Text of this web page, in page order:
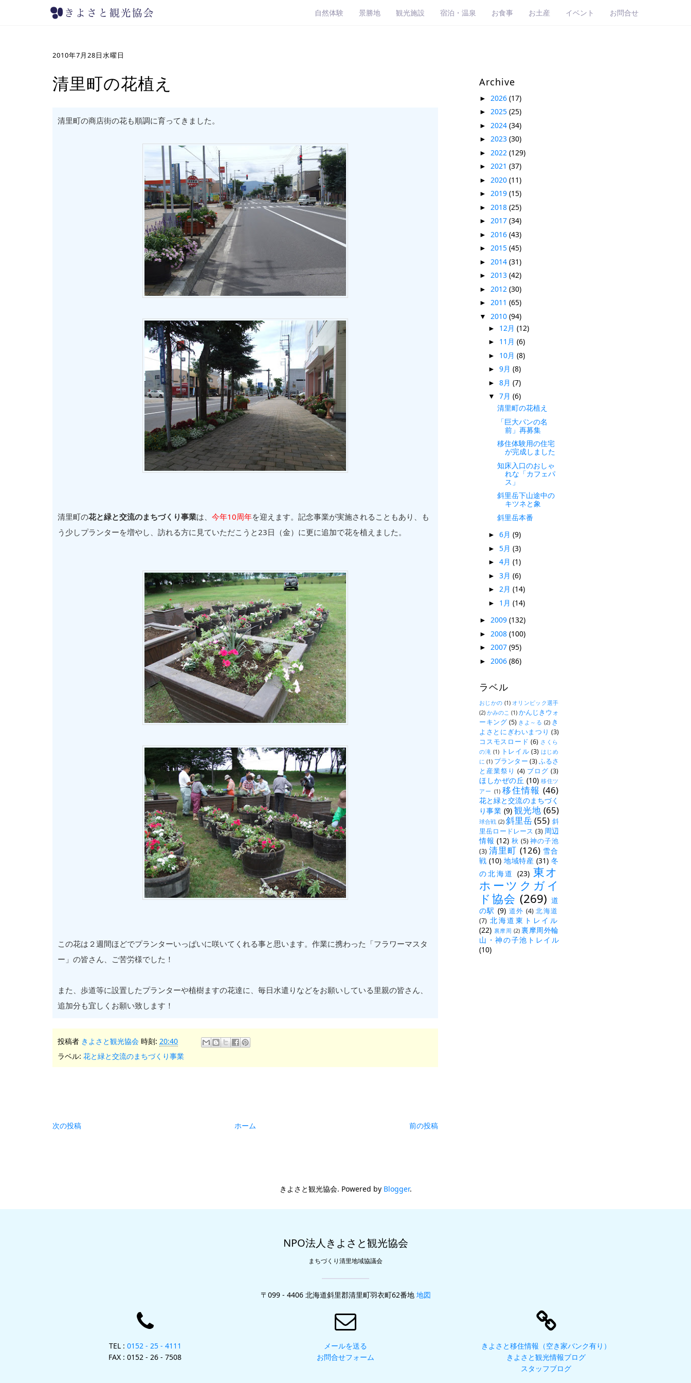
自然体験 景勝地 観光施設 宿泊・温泉 お食事 お土産 イベント お問合せ
2010年7月28日水曜日
清里町の花植え
清里町の商店街の花も順調に育ってきました。
清里町の花と緑と交流のまちづくり事業は、 今年10周年を迎えます。記念事業が実施されることもあり、も
う少しプランターを増やし、訪れる方に見ていただこうと23日（金）に更に追加で花を植えました。
この花は２週間ほどでプランターいっぱいに咲いてくれる事と思います。作業に携わった「フラワーマスタ
ー」の皆さん、ご苦労様でした！
また、歩道等に設置したプランターや植樹ますの花達に、毎日水遣りなどをお願いしている里親の皆さん、
追加分も宜しくお願い致します！
投稿者 きよさと観光協会 時刻: 20:40
ラベル: 花と緑と交流のまちづくり事業
次の投稿 前の投稿
ホーム
Archive
► 2026 (17)
► 2025 (25)
► 2024 (34)
► 2023 (30)
► 2022 (129)
► 2021 (37)
► 2020 (11)
► 2019 (15)
► 2018 (25)
► 2017 (34)
► 2016 (43)
► 2015 (45)
► 2014 (31)
► 2013 (42)
► 2012 (30)
► 2011 (65)
▼ 2010 (94)
► 12月 (12)
► 11月 (6)
► 10月 (8)
► 9月 (8)
► 8月 (7)
▼ 7月 (6)
清里町の花植え
「巨大パンの名
前」再募集
移住体験用の住宅
が完成しました
知床入口のおしゃ
れな「カフェパ
ス」
斜里岳下山途中の
キツネと象
斜里岳本番
► 6月 (9)
► 5月 (3)
► 4月 (1)
► 3月 (6)
► 2月 (14)
► 1月 (14)
► 2009 (132)
► 2008 (100)
► 2007 (95)
► 2006 (86)
ラベル
おじかの (1) オリンピック選手
(2) かみのこ (1) かんじきウォ
ーキング (5) きよ～る (2) き
よさとにぎわいまつり (3)
コスモスロード (6) さくら
の滝 (1) トレイル (3) はじめ
に (1) プランター (3)ふるさ
と産業祭り (4) ブログ (3)
ほしかぜの丘 (10) 移住ツ
アー (1) 移住情報 (46)
花と緑と交流のまちづく
り事業 (9) 観光地 (65)
球合戦 (2) 斜里岳(55) 斜
里岳ロードレース (3) 周辺
情報 (12) 秋 (5) 神の子池
(3) 清里町 (126) 雪合
戦 (10) 地域特産 (31) 冬
の北海道 (23) 東オ
ホーツクガイ
ド協会 (269) 道
の駅 (9) 道外 (4) 北海道
(7) 北海道東トレイル
(22) 裏摩周 (2) 裏摩周外輪
山・神の子池トレイル
(10)
きよさと観光協会. Powered by Blogger.
NPO法人きよさと観光協会
まちづくり清里地域協議会
〒099 - 4406 北海道斜里郡清里町羽衣町62番地 地図
TEL : 0152 - 25 - 4111
FAX : 0152 - 26 - 7508
メールを送る
お問合せフォーム
きよさと移住情報（空き家バンク有り）
きよさと観光情報ブログ
スタッフブログ